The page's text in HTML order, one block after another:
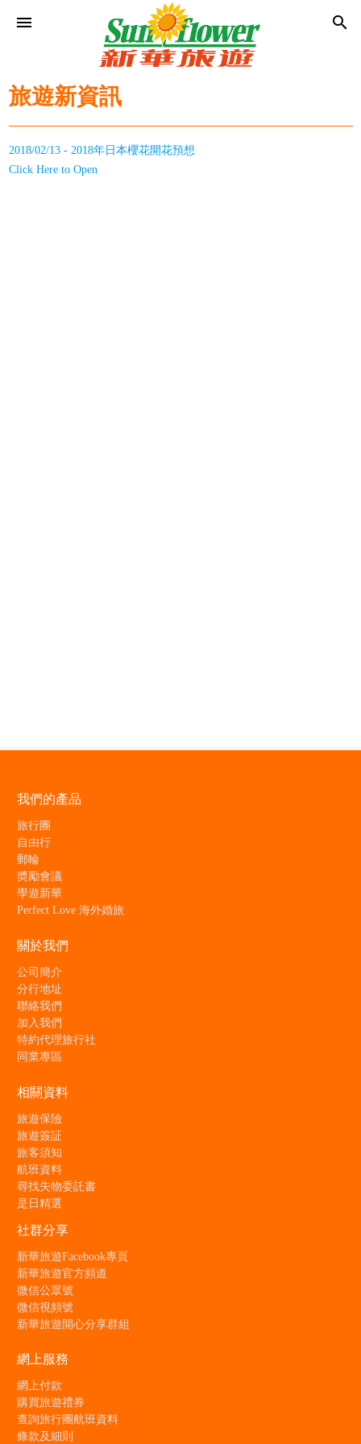
menu search
旅遊新資訊
2018/02/13 - 2018年日本櫻花開花預想
Click Here to Open
我們的產品
旅行團
自由行
郵輪
奬勵會議
學遊新華
Perfect Love 海外婚旅
關於我們
公司簡介
分行地址
聯絡我們
加入我們
特約代理旅行社
同業專區
相關資料
旅遊保險
旅遊簽証
旅客須知
航班資料
尋找失物委託書
是日精選
社群分享
新華旅遊Facebook專頁
新華旅遊官方頻道
微信公眾號
微信視頻號
新華旅遊開心分享群組
網上服務
網上付款
購買旅遊禮券
查詢旅行團航班資料
條款及細則